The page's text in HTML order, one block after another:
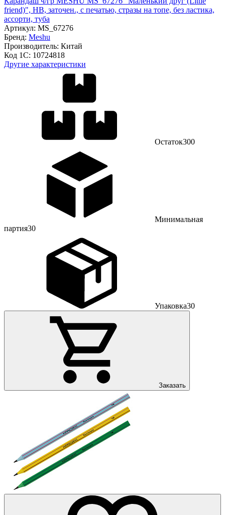
friend)", HB, заточен., с печатью, стразы на топе, без ластика,
ассорти, туба
Артикул: MS_67276
Бренд: Meshu
Производитель: Китай
Код 1С: 10724818
Другие характеристики
Остаток300
Минимальная
партия30
Упаковка30
Заказать